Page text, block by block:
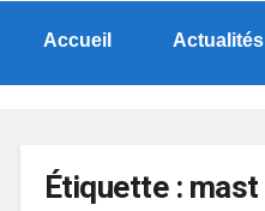
Accueil Actualités
Étiquette :mast